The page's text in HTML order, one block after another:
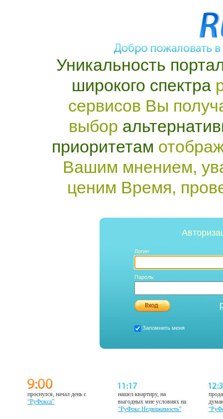
Уникальность
широкого спектра
сервисов Вы
выбор
приоритетам
Вашим мнением,
ценим Время,
Логин:
Пароль:
Запомнить меня
проснулся, начал день с
“РуФокса”
нашел квартиру, на
выгодных мне условиях на
“РуФокс Недвижимость”